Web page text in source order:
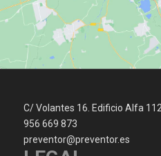
C/ Volantes 16. Edificio Alfa
956 669 873
preventor@preventor.es